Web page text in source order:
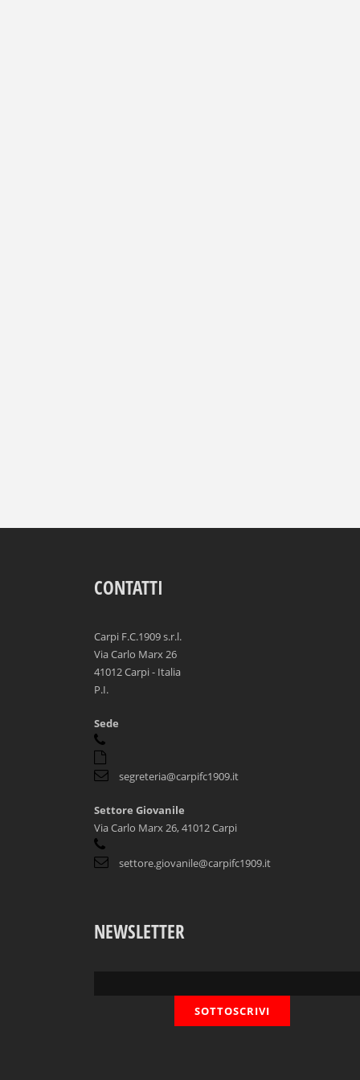
CONTATTI
Carpi F.C.1909 s.r.l.
Via Carlo Marx 26
41012 Carpi - Italia
P.I.
Sede
segreteria@carpifc1909.it
Settore Giovanile
Via Carlo Marx 26, 41012 Carpi
settore.giovanile@carpifc1909.it
NEWSLETTER